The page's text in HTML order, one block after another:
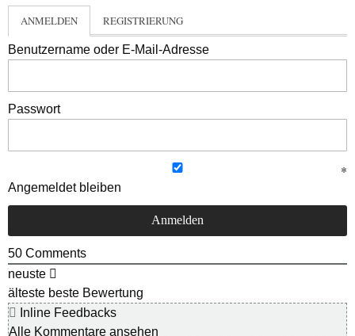
ANMELDEN REGISTRIERUNG
Benutzername oder E-Mail-Adresse
Passwort
Angemeldet bleiben
50 Comments
neuste
älteste beste Bewertung
Inline Feedbacks
Alle Kommentare ansehen